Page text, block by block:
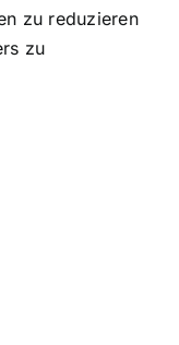
zu reduzieren
zu